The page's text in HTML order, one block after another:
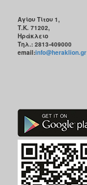
Αγίου Τίτου 1,
Τ.Κ. 71202,
Ηράκλειο
Τηλ.: 2813-409000
email:info@heraklion.gr